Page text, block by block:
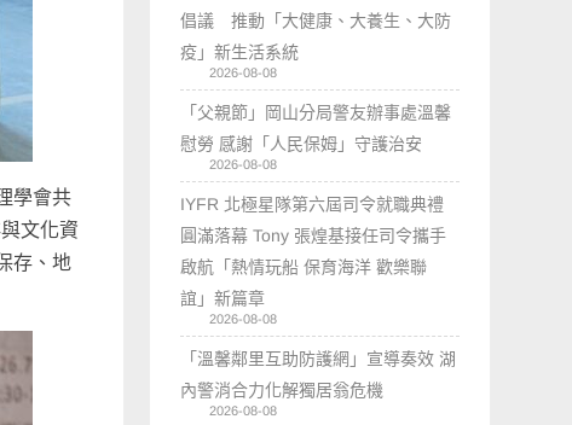
學會共
文化資
存、地
倡議 推動「大健康、大養生、大防
疫」新生活系統
2026-08-08
「父親節」岡山分局警友辦事處溫馨
慰勞 感謝「人民保姆」守護治安
2026-08-08
IYFR 北極星隊第六屆司令就職典禮
圓滿落幕 Tony 張煌基接任司令攜手
啟航「熱情玩船 保育海洋 歡樂聯
誼」新篇章
2026-08-08
「溫馨鄰里互助防護網」宣導奏效 湖
內警消合力化解獨居翁危機
2026-08-08